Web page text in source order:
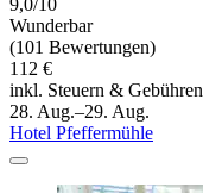
9,0/10
Wunderbar
(101 Bewertungen)
112 €
inkl. Steuern & Gebühren
28. Aug.–29. Aug.
Hotel Pfeffermühle